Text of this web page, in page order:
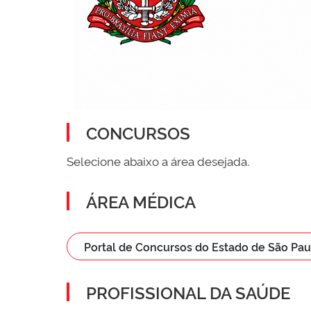
CONCURSOS
Selecione abaixo a área desejada.
ÁREA MÉDICA
Portal de Concursos do Estado de São
PROFISSIONAL DA SAÚDE